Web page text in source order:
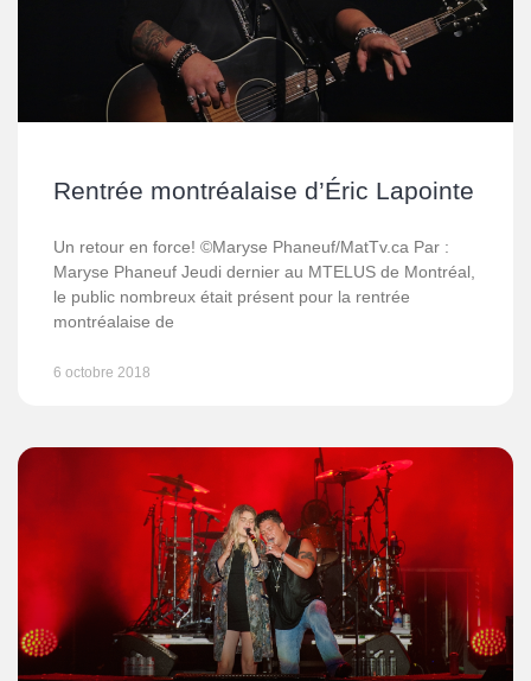
Rentrée montréalaise d’Éric Lapointe
Un retour en force! ©Maryse Phaneuf/MatTv.ca Par :
Maryse Phaneuf Jeudi dernier au MTELUS de Montréal,
le public nombreux était présent pour la rentrée
montréalaise de
6 octobre 2018